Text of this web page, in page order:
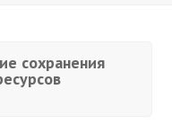
сохранения